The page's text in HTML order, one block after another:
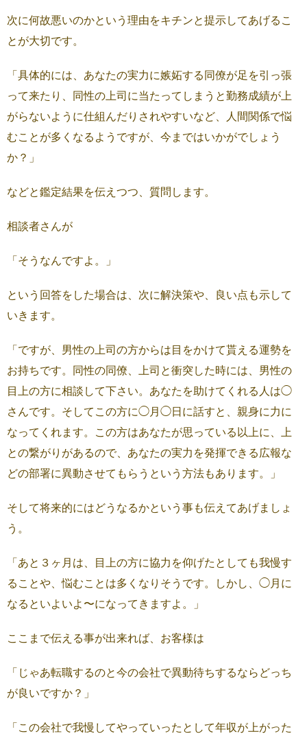
次に何故悪いのかという理由をキチンと提示してあげるこ
とが大切です。
「具体的には、あなたの実力に嫉妬する同僚が足を引っ張
って来たり、同性の上司に当たってしまうと勤務成績が上
がらないように仕組んだりされやすいなど、人間関係で悩
むことが多くなるようですが、今まではいかがでしょう
か？」
などと鑑定結果を伝えつつ、質問します。
相談者さんが
「そうなんですよ。」
という回答をした場合は、次に解決策や、良い点も示して
いきます。
「ですが、男性の上司の方からは目をかけて貰える運勢を
お持ちです。同性の同僚、上司と衝突した時には、男性の
目上の方に相談して下さい。あなたを助けてくれる人は◯
さんです。そしてこの方に◯月◯日に話すと、親身に力に
なってくれます。この方はあなたが思っている以上に、上
との繋がりがあるので、あなたの実力を発揮できる広報な
どの部署に異動させてもらうという方法もあります。」
そして将来的にはどうなるかという事も伝えてあげましょ
う。
「あと３ヶ月は、目上の方に協力を仰げたとしても我慢す
ることや、悩むことは多くなりそうです。しかし、◯月に
なるといよいよ〜になってきますよ。」
ここまで伝える事が出来れば、お客様は
「じゃあ転職するのと今の会社で異動待ちするならどっち
が良いですか？」
「この会社で我慢してやっていったとして年収が上がった